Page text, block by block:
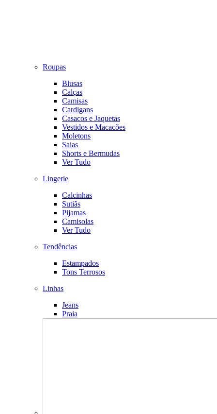
Roupas
Blusas
Calças
Camisas
Cardigans
Casacos e Jaquetas
Vestidos e Macacões
Moletons
Saias
Shorts e Bermudas
Ver Tudo
Lingerie
Calcinhas
Sutiãs
Pijamas
Camisolas
Ver Tudo
Tendências
Estampados
Tons Terrosos
Linhas
Jeans
Praia